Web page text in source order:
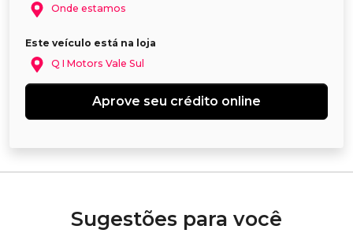
Onde estamos
Este veículo está na loja
Q I Motors Vale Sul
Aprove seu crédito online
Sugestões para você